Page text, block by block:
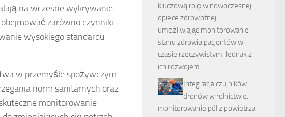
na wczesne wykrywanie
zarówno czynniki
wysokiego standardu
w przemyśle spożywczym
norm sanitarnych oraz
monitorowanie
kluczową rolę w nowoczesnej
opiece zdrowotnej,
umożliwiając monitorowanie
stanu zdrowia pacjentów w
czasie rzeczywistym. Jednak z
ich rozwojem …
Integracja czujników i
dronów w rolnictwie:
monitorowanie pól z powietrza